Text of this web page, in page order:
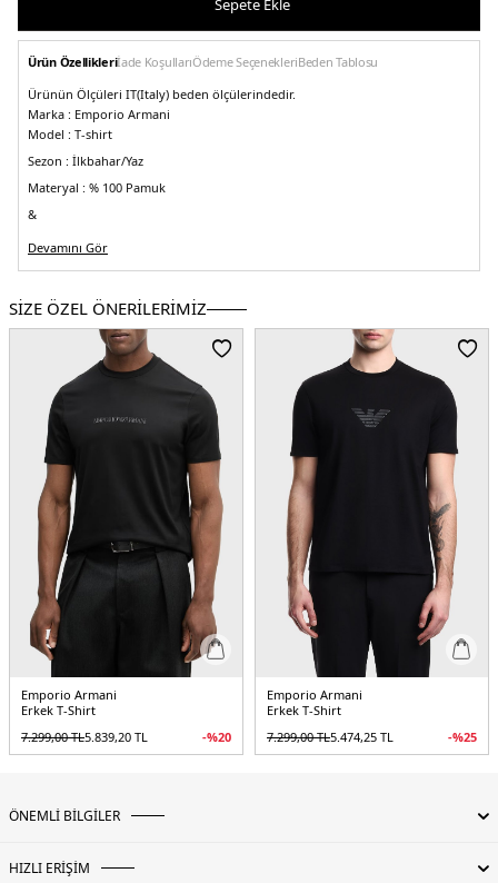
Sepete Ekle
Ürün Özellikleriİade KoşullarıÖdeme SeçenekleriBeden Tablosu
Ürünün Ölçüleri IT(Italy) beden ölçülerindedir.
Marka : Emporio Armani
Model : T-shirt
Sezon : İlkbahar/Yaz
Materyal : % 100 Pamuk
&
Yaka Bilgisi :
&
Kalıp Bilgisi :Regular Fit
Detay :
-Model 189 cm boyunda L beden giymektedir
Üretim Yeri :
5DY13R1TU11JSAZ0920.12
Devamını Gör
SİZE ÖZEL ÖNERİLERİMİZ
Emporio Armani
Erkek T-Shirt
7.299,00TL5.839,20 TL -%20
Emporio Armani
Erkek T-Shirt
7.299,00TL5.474,25 TL -%25
ÖNEMLİ BİLGİLER
HIZLI ERİŞİM